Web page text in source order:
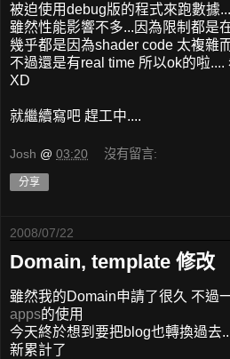
被迫使用debug版的程式來跑數據
雖然性能影響不多...因為限制都是
幾乎都是因為shader code 太複雜
不過還是有real time 所以ok的啦
XD
就繼續寫吧 趕工中....
Josh @ 03:20 沒有留言:
分享
2008/07/22
Domain, template 修改
雖然我的Domain申請了很久 不過
apps的使用
今天終於想到要把blog也轉換過去
新累計了